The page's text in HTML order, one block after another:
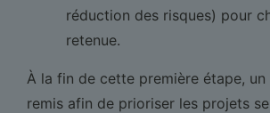
réduction des risques) pour
retenue.
À la fin de cette première étape,
remis afin de prioriser les projets